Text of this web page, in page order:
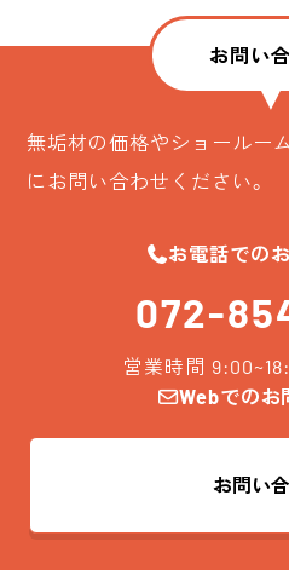
お問い
無垢材の価格やショールー
にお問い合わせください。
お電話での
072-
営業時間
Webでのお
お問い